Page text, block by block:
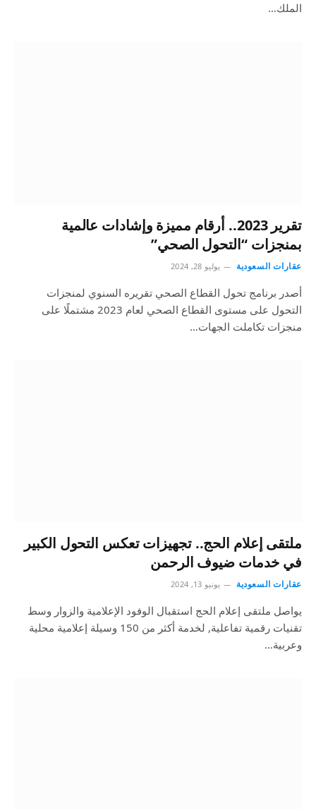
الملك…
تقرير 2023.. أرقام مميزة وإشادات عالمية
بمنجزات “التحول الصحي”
عقارات السعودية يوليو 28, 2024
أصدر برنامج تحول القطاع الصحي تقريره السنوي لمنجزات
التحول على مستوى القطاع الصحي لعام 2023 مشتملًا على
منجزات تكاملت الجهات…
ملتقى إعلام الحج.. تجهيزات تعكس التحول الكبير
في خدمات ضيوف الرحمن
عقارات السعودية يونيو 13, 2024
يواصل ملتقى إعلام الحج استقبال الوفود الإعلامية والزوار وسط
تقنيات رقمية تفاعلية, لخدمة أكثر من 150 وسيلة إعلامية محلية
وعربية…